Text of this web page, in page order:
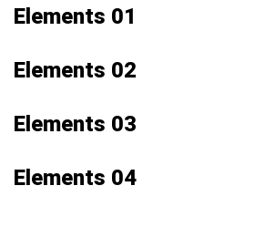
Elements 01
Elements 02
Elements 03
Elements 04